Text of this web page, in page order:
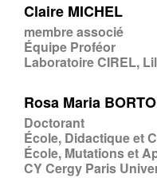
Claire MICHEL
membre associé
Équipe Proféor
Laboratoire CIREL,
Rosa Maria
Doctorant
École, Didactique et
École, Mutations et
CY Cergy Paris